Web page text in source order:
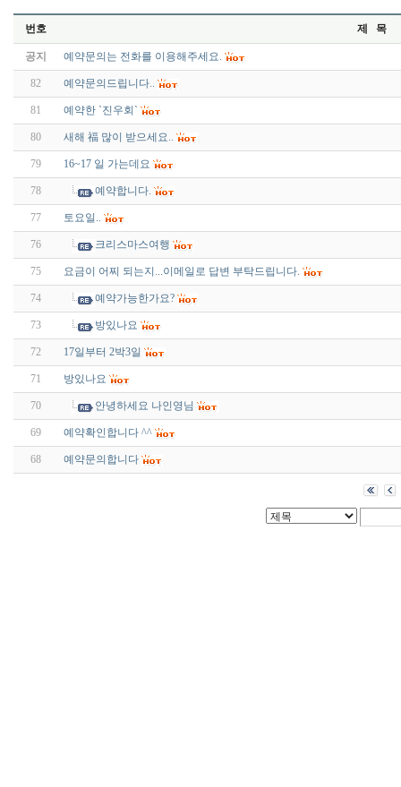
번호 제 목
공지 예약문의는 전화를 이용해주세요.
82 예약문의드립니다..
81 예약한 `진우회`
80 새해 福 많이 받으세요..
79 16~17 일 가는데요
78 예약합니다.
77 토요일..
76 크리스마스여행
75 요금이 어찌 되는지...이메일로 답변 부탁드립니다.
74 예약가능한가요?
73 방있나요
72 17일부터 2박3일
71 방있나요
70 안녕하세요 나인영님
69 예약확인합니다 ^^
68 예약문의합니다